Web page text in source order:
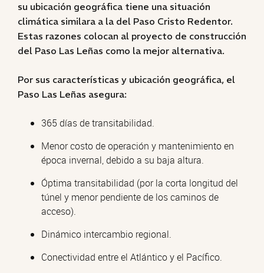
su ubicación geográfica tiene una situación
climática similara a la del Paso Cristo Redentor.
Estas razones colocan al proyecto de construcción
del Paso Las Leñas como la mejor alternativa.
Por sus características y ubicación geográfica, el
Paso Las Leñas asegura:
365 días de transitabilidad.
Menor costo de operación y mantenimiento en
época invernal, debido a su baja altura.
Óptima transitabilidad (por la corta longitud del
túnel y menor pendiente de los caminos de
acceso).
Dinámico intercambio regional.
Conectividad entre el Atlántico y el Pacífico.